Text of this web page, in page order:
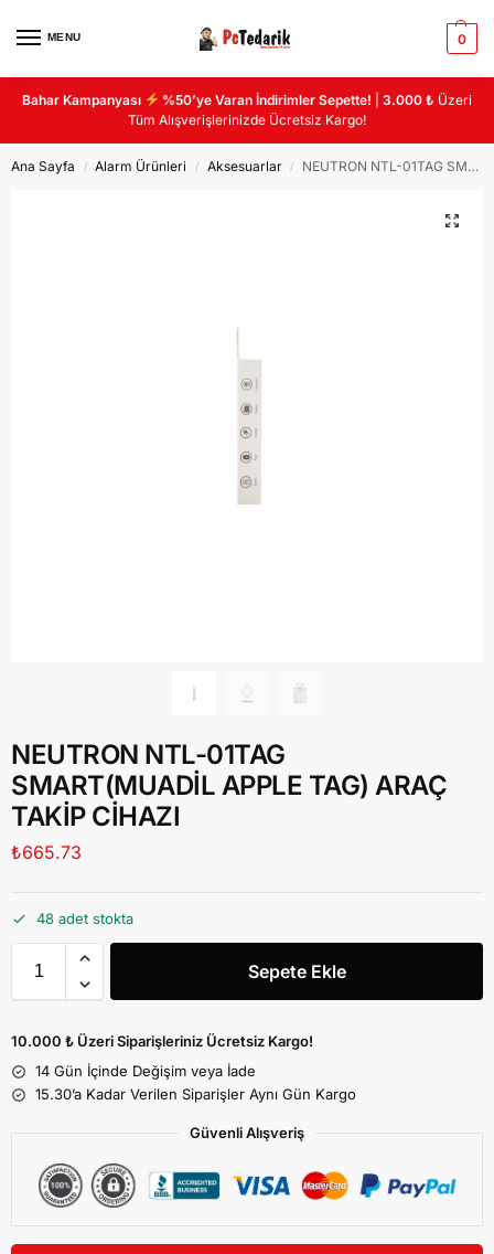
MENU 0
Bahar Kampanyası %50’ye Varan İndirimler Sepette! |3.000 ₺ Üzeri
Tüm Alışverişlerinizde Ücretsiz Kargo!
Ana Sayfa / Alarm Ürünleri / Aksesuarlar / NEUTRON NTL-01TAG SMART(MUADİL APPLE TAG) ARAÇ TAKİP CİHAZI
NEUTRON NTL-01TAG
SMART(MUADİL APPLE TAG) ARAÇ
TAKİP CİHAZI
₺665.73
48 adet stokta
Sepete Ekle
10.000 ₺ Üzeri Siparişleriniz Ücretsiz Kargo!
14 Gün İçinde Değişim veya İade
15.30’a Kadar Verilen Siparişler Aynı Gün Kargo
Güvenli Alışveriş